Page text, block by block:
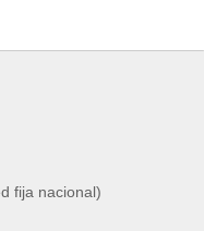
fija nacional)